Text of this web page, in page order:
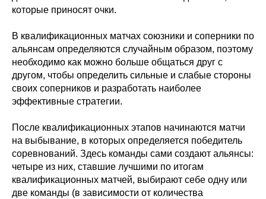
которые приносят очки.
В квалификационных матчах союзники и соперники по
альянсам определяются случайным образом, поэтому
необходимо как можно больше общаться друг с
другом, чтобы определить сильные и слабые стороны
своих соперников и разработать наиболее
эффективные стратегии.
После квалификационных этапов начинаются матчи
на выбывание, в которых определяется победитель
соревнований. Здесь команды сами создают альянсы:
четыре из них, ставшие лучшими по итогам
квалификационных матчей, выбирают себе одну или
две команды (в зависимости от количества